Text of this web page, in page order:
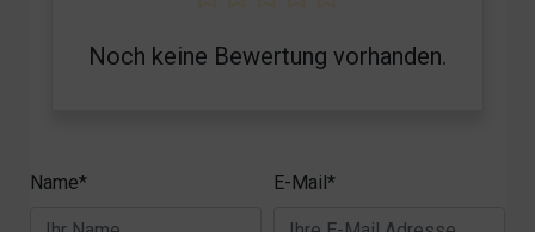
Noch keine Bewertung vorhanden.
Name* E-Mail*